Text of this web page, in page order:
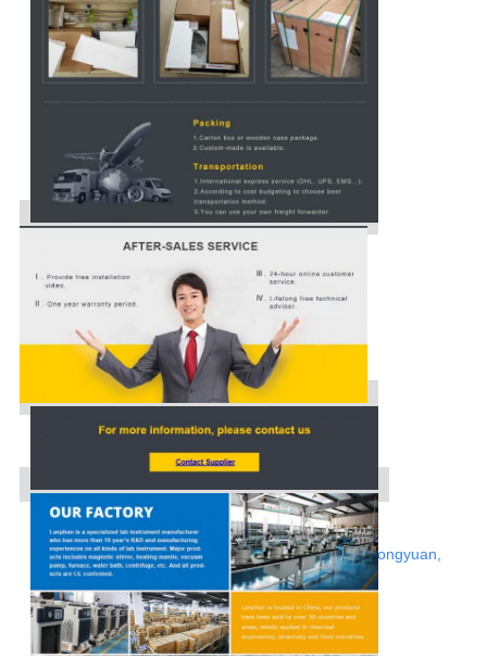
Contattici
Web: http://www.rotovap.cn
Indirizzo: Strada di Jianshe, distretto di Zhongyuan,
Zhengzhou, Henan, Cina